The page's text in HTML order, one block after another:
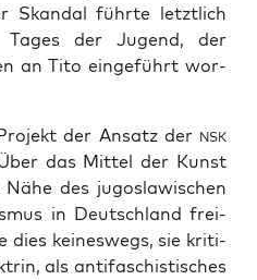
Skan­dal führ­te letzt­lich
der Jugend, der
an Tito ein­ge­führt wor­
der Ansatz der NSK
das Mit­tel der Kunst
des jugo­sla­wi­schen
in Deutsch­land frei­
dies kei­nes­wegs, sie kri­ti­
als anti­fa­schis­ti­sches